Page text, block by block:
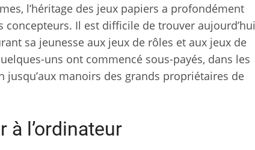
l’héritage des jeux papiers a profondément
Il est difficile de trouver aujourd’hui
sa jeunesse aux jeux de rôles et aux jeux de
uns ont commencé sous-payés, dans les
manoirs des grands propriétaires de
à l’ordinateur